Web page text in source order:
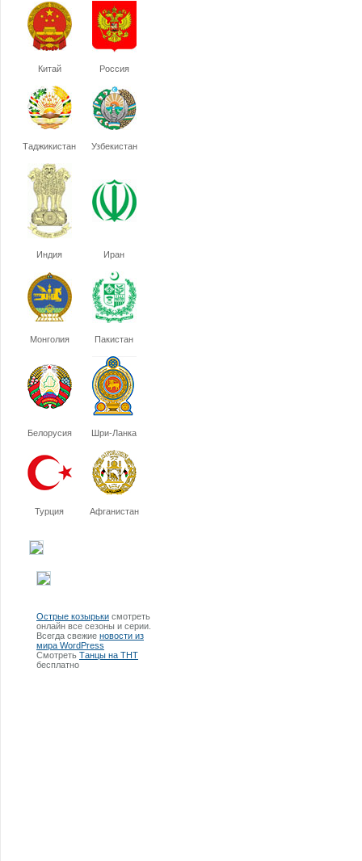
Китай Россия
Таджикистан Узбекистан
Индия Иран
Монголия Пакистан
Белорусия Шри-Ланка
Турция Афганистан
Острые козырьки смотреть
онлайн все сезоны и серии.
Всегда свежие новости из
мира WordPress
Смотреть Танцы на ТНТ
бесплатно